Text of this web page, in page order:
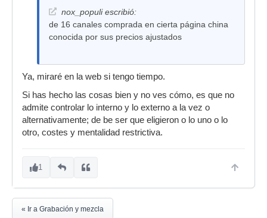
nox_populi escribió:
de 16 canales comprada en cierta página china
conocida por sus precios ajustados
Ya, miraré en la web si tengo tiempo.
Si has hecho las cosas bien y no ves cómo, es que no
admite controlar lo interno y lo externo a la vez o
alternativamente; de be ser que eligieron o lo uno o lo
otro, costes y mentalidad restrictiva.
1
« Ir a Grabación y mezcla